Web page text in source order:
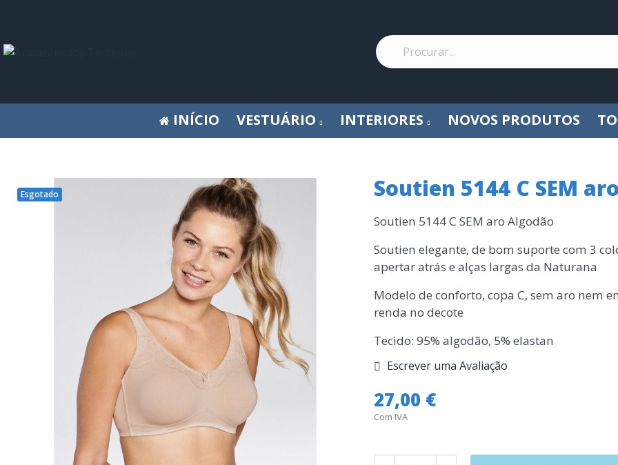
INÍCIO VESTUÁRIO INTERIORES NOVOS PRODUTOS
Esgotado Soutien 5144 C SEM
Soutien 5144 C SEM aro Algodão
Soutien elegante, de bom suporte com 3
apertar atrás e alças largas da Naturana
Modelo de conforto, copa C, sem aro nem
renda no decote
Tecido: 95% algodão, 5% elastan
Escrever uma Avaliação
27,00 €
Com IVA